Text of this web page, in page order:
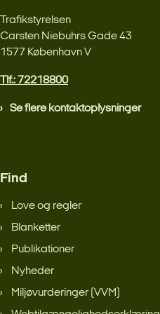
Trafikstyrelsen
Carsten Niebuhrs Gade 43
1577 København V
Tlf.: 72218800
Se flere kontaktoplysninger
Find
Love og regler
Blanketter
Publikationer
Nyheder
Miljøvurderinger (VVM)